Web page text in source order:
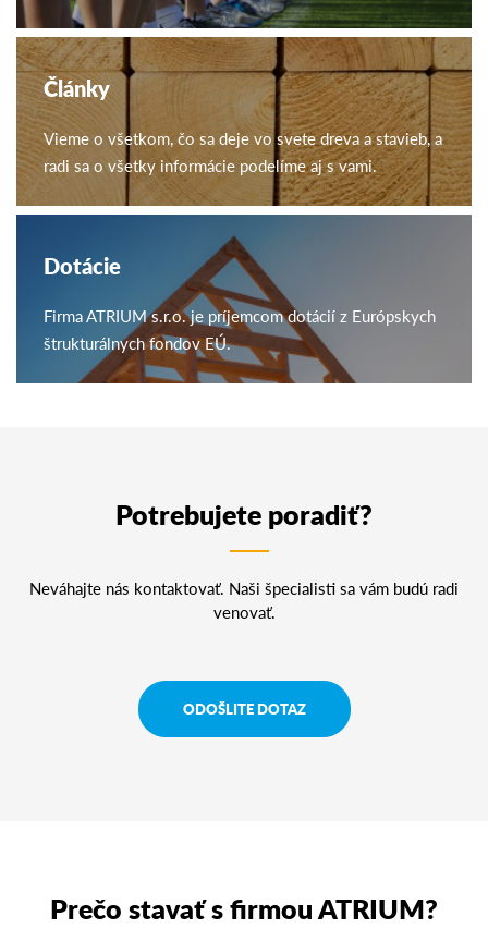
Články
Vieme o všetkom, čo sa deje vo svete dreva a stavieb, a
radi sa o všetky informácie podelíme aj s vami.
Dotácie
Firma ATRIUM s.r.o. je príjemcom dotácií z Európskych
štrukturálnych fondov EÚ.
Potrebujete poradiť?
Neváhajte nás kontaktovať. Naši špecialisti sa vám budú radi
venovať.
ODOŠLITE DOTAZ
Prečo stavať s firmou ATRIUM?